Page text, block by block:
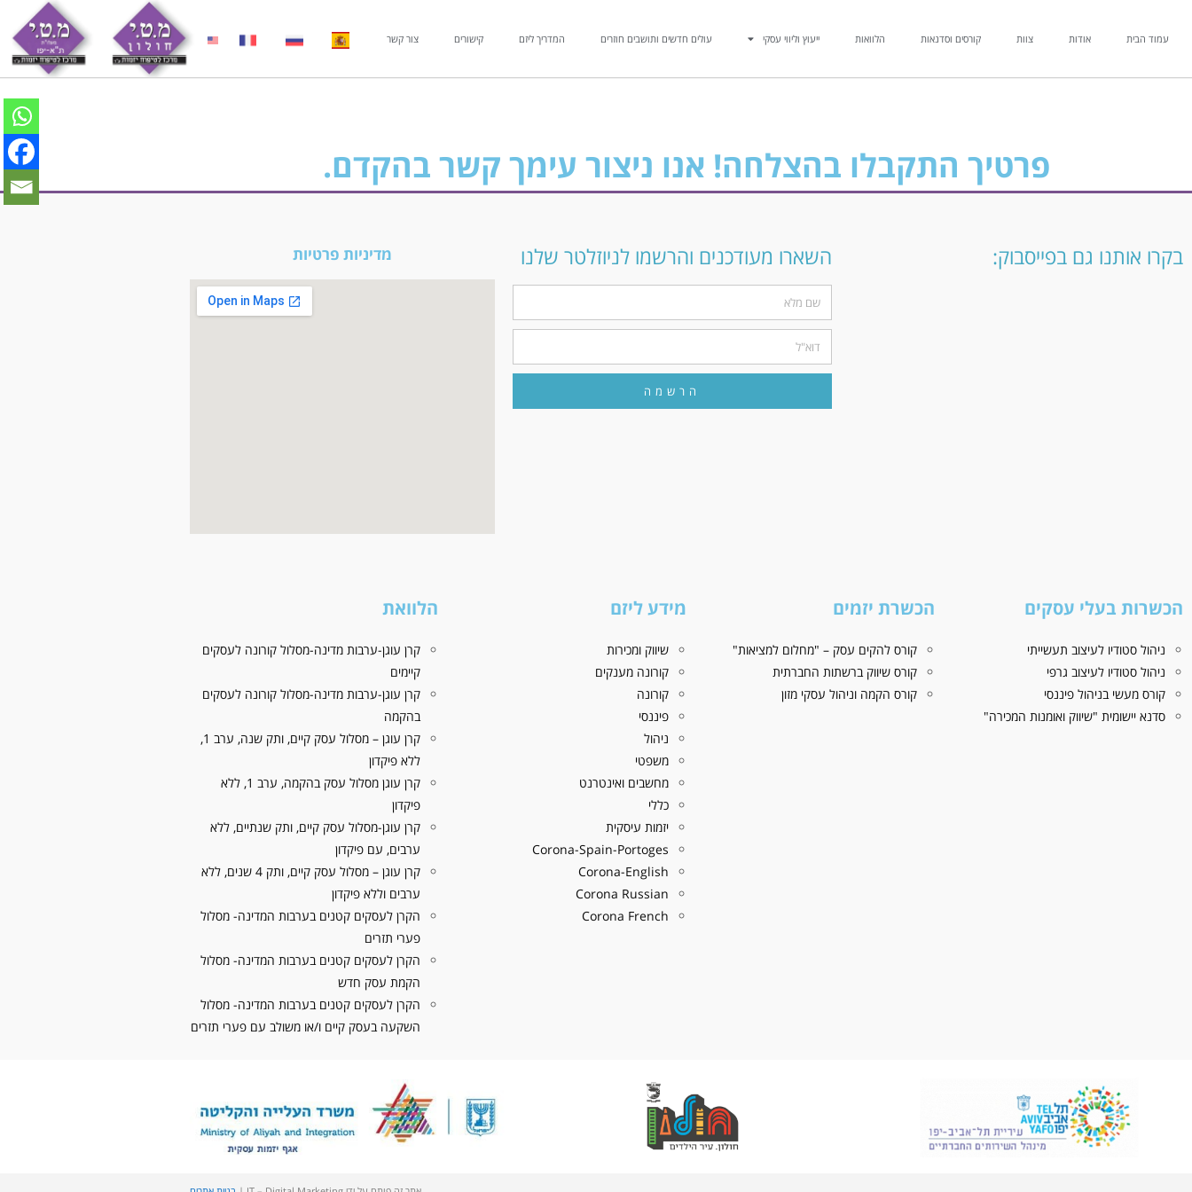
עמוד הבית אודות צוות קורסים וסדנאות הלוואות ייעוץ וליווי עסקי עולים חדשים ותושבים חוזרים המדריך ליזם קישורים צור קשר
פרטיך התקבלו בהצלחה! אנו ניצור עימך קשר בהקדם.
בקרו אותנו גם בפייסבוק: השארו מעודכנים והרשמו לניוזלטר שלנו
הרשמה
מדיניות פרטיות
הכשרות בעלי עסקים
ניהול סטודיו לעיצוב תעשייתי
ניהול סטודיו לעיצוב גרפי
קורס מעשי בניהול פיננסי
סדנא יישומית "שיווק ואומנות המכירה"
הכשרת יזמים
קורס להקים עסק – "מחלום למציאות"
קורס שיווק ברשתות החברתית
קורס הקמה וניהול עסקי מזון
מידע ליזם
שיווק ומכירות
קורונה מענקים
קורונה
פיננסי
ניהול
משפטי
מחשבים ואינטרנט
כללי
יזמות עיסקית
Corona-Spain-Portoges
Corona-English
Corona Russian
Corona French
הלוואת
קרן עוגן-ערבות מדינה-מסלול קורונה לעסקים
קיימים
קרן עוגן-ערבות מדינה-מסלול קורונה לעסקים
בהקמה
קרן עוגן – מסלול עסק קיים, ותק שנה, ערב 1,
ללא פיקדון
קרן עוגן מסלול עסק בהקמה, ערב 1, ללא
פיקדון
קרן עוגן-מסלול עסק קיים, ותק שנתיים, ללא
ערבים, עם פיקדון
קרן עוגן – מסלול עסק קיים, ותק 4 שנים, ללא
ערבים וללא פיקדון
הקרן לעסקים קטנים בערבות המדינה- מסלול
פערי תזרים
הקרן לעסקים קטנים בערבות המדינה- מסלול
הקמת עסק חדש
הקרן לעסקים קטנים בערבות המדינה- מסלול
השקעה בעסק קיים ו/או משולב עם פערי תזרים